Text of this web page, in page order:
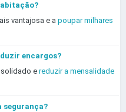
vantajosa e a poupar milhares
encargos?
e reduzir a mensalidade
segurança?